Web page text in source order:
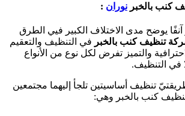
كنب بالخبر نوران :
آنفًا يوضح مدى الاختلاف الكبير فيي الطرق
تنظيف كنب بالخبر في التنظيف والتعقيم
والتميز تفرض لكل نوع من الأنواع
في التنظيف.
تنظيف أساسيتين تلجأ إليهما مجتمعين
كنب بالخبر وهي: